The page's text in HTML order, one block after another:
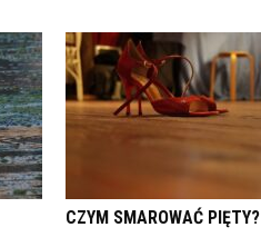
CZYM SMAROWAĆ PIĘTY?